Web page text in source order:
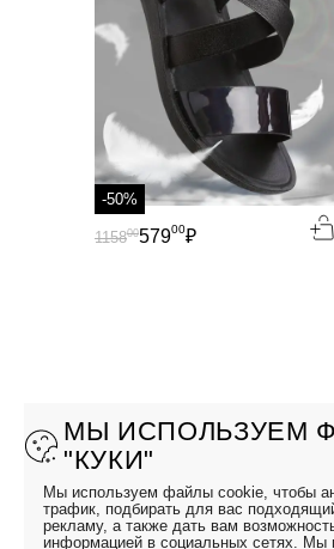
-50%
57900₽
115800
МЫ ИСПОЛЬЗУЕМ
"КУКИ"
Мы используем файлы cookie, чтобы
трафик, подбирать для вас
рекламу, а также дать вам
информацией в социальных сетях. Мы